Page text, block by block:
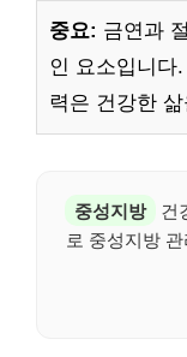
중요: 금연과
인 요소입니다
력은 건강한
중성지방
건
로 중성지방